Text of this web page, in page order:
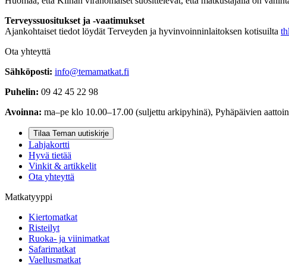
Terveyssuositukset ja -vaatimukset
Ajankohtaiset tiedot löydät Terveyden ja hyvinvoinninlaitoksen kotisuilta
Ota yhteyttä
Sähköposti: info@temamatkat.fi
Puhelin: 09 42 45 22 98
Avoinna: ma–pe klo 10.00–17.00 (suljettu arkipyhinä), Pyhäpäivien
Tilaa Teman uutiskirje
Lahjakortti
Hyvä tietää
Vinkit & artikkelit
Ota yhteyttä
Matkatyyppi
Kiertomatkat
Risteilyt
Ruoka- ja viinimatkat
Safarimatkat
Vaellusmatkat